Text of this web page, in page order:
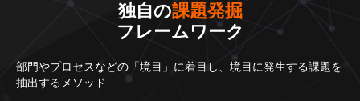
独自の課題発掘
フレームワーク
部門やプロセスなどの「境目」に着目し、境目に発生する課題を
抽出するメソッド